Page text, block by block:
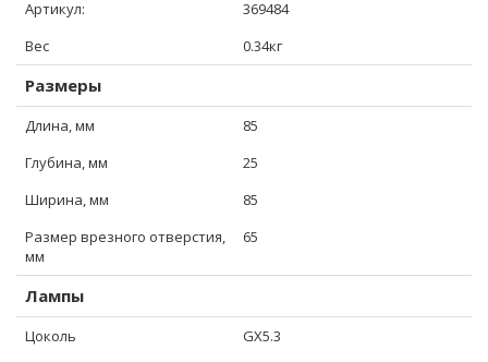
Артикул:
369484
Вес
0.34кг
Размеры
Длина, мм
85
Глубина, мм
25
Ширина, мм
85
Размер врезного отверстия,
мм
65
Лампы
Цоколь
GX5.3